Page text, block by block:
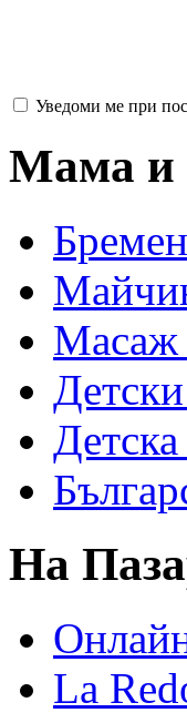
Уведоми ме при
Мама и
Масаж
На
La